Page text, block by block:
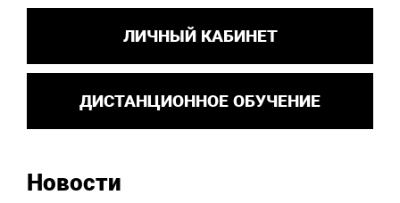
ЛИЧНЫЙ КАБИНЕТ
ДИСТАНЦИОННОЕ ОБУЧЕНИЕ
Новости